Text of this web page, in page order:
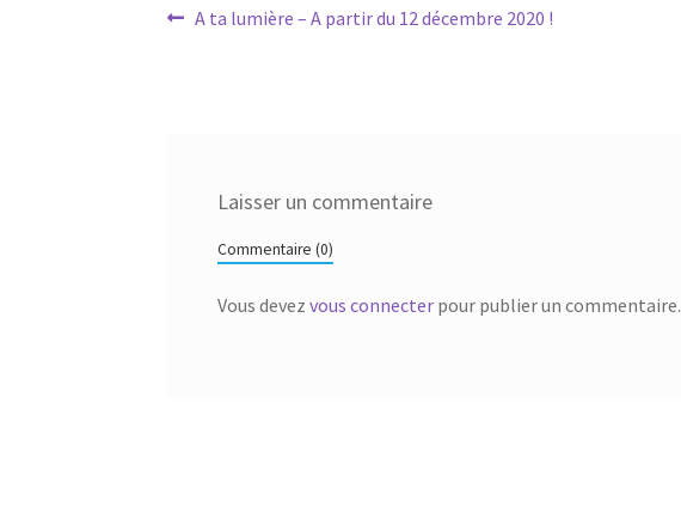
Navigation
Article
A ta lumière – A partir du 12 décembre 2020 !
Laisser un commentaire
Commentaire (0)
Vous devez vous connecterpour publier un commentaire.